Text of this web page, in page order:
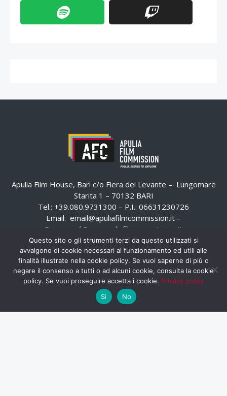
Apulia Film House, Bari c/o Fiera del Levante – Lungomare
Starita 1 – 70132 BARI
Tel.: +39.080.9731300 – P.I.: 06631230726
Email: email@apuliafilmcommission.it –
Pec:
email@pec.apuliafilmcommission.it
Questo sito o gli strumenti terzi da questo utilizzati si
avvalgono di cookie necessari al funzionamento ed utili alle
finalità illustrate nella cookie policy. Se vuoi saperne di più o
negare il consenso a tutti o ad alcuni cookie, consulta la cookie
policy. Se vuoi proseguire accetta i cookie. Privacy policy
Si
No